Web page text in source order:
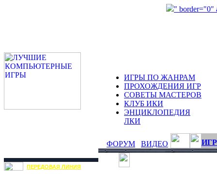
" border="0"
ИГРЫ ПО ЖАНРАМ
ПРОХОЖДЕНИЯ ИГР
СОВЕТЫ МАСТЕРОВ
КЛУБ ИКИ
ЭНЦИКЛОПЕДИЯ
ЛКИ
ФОРУМ ВИДЕО
ПЕРЕДОВАЯ ЛИНИЯ